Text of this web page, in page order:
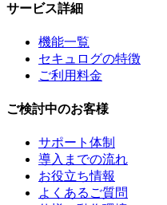
サービス詳細
機能一覧
セキュログの特徴
ご利用料金
ご検討中のお客様
サポート体制
導入までの流れ
お役立ち情報
よくあるご質問